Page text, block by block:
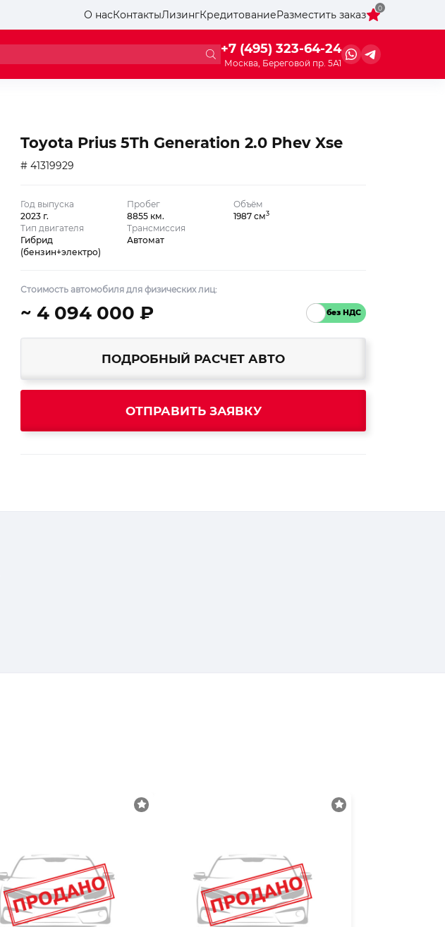
О насКонтактыЛизингКредитованиеРазместить заказ
0
+7 (495) 323-64-24
Москва, Береговой пр. 5А1
Toyota Prius 5Th Generation 2.0 Phev Xse
# 41319929
Год выпуска
2023 г.
Пробег
8855 км.
Объём
1987 см3
Тип двигателя
Гибрид
(бензин+электро)
Трансмиссия
Автомат
Стоимость автомобиля для физических лиц:
~ 4 094 000 ₽
ПОДРОБНЫЙ РАСЧЕТ АВТО
ОТПРАВИТЬ ЗАЯВКУ